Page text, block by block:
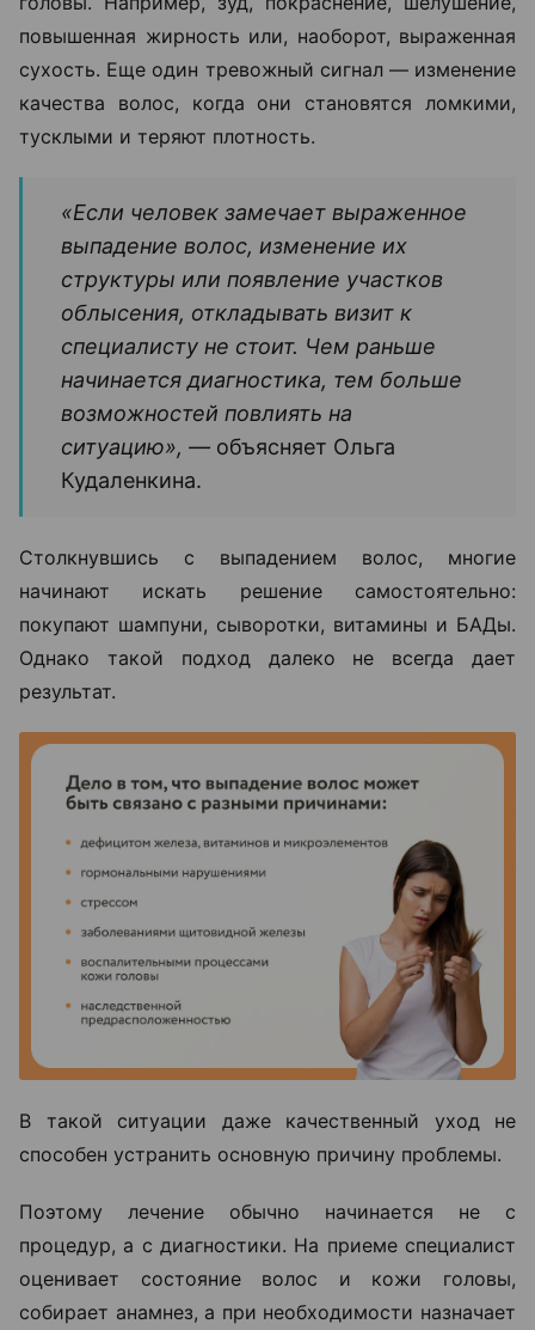
повышенная жирность или, наоборот, выраженная
сухость. Еще один тревожный сигнал — изменение
качества волос, когда они становятся ломкими,
тусклыми и теряют плотность.
«Если человек замечает выраженное
выпадение волос, изменение их
структуры или появление участков
облысения, откладывать визит к
специалисту не стоит. Чем раньше
начинается диагностика, тем больше
возможностей повлиять на
ситуацию», — объясняет Ольга
Кудаленкина.
Столкнувшись с выпадением волос, многие
начинают искать решение самостоятельно:
покупают шампуни, сыворотки, витамины и БАДы.
Однако такой подход далеко не всегда дает
результат.
В такой ситуации даже качественный уход не
способен устранить основную причину проблемы.
Поэтому лечение обычно начинается не с
процедур, а с диагностики. На приеме специалист
оценивает состояние волос и кожи головы,
собирает анамнез, а при необходимости назначает